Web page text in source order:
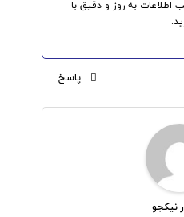
اطلاعات به روز و دقیق با
پاسخ
نیکجو